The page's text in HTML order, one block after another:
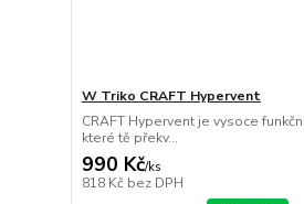
W Triko CRAFT Hypervent
CRAFT Hypervent je vysoce
které tě překv...
990 Kč/ks
818 Kč bez DPH